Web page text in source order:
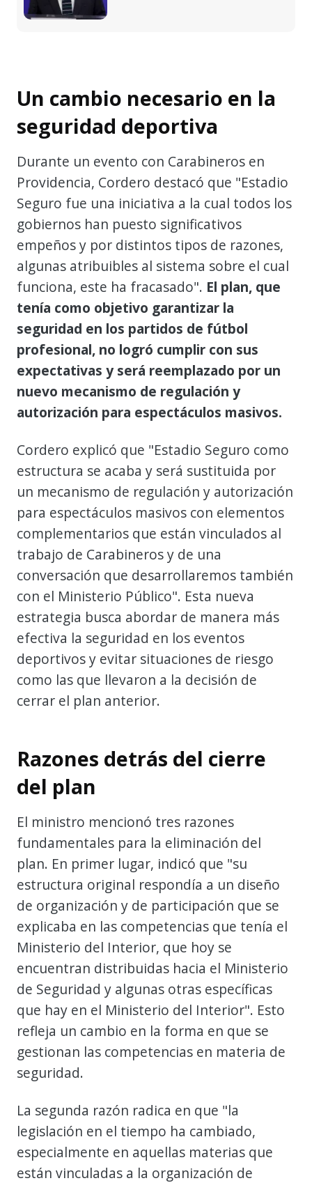
Un cambio necesario en la
seguridad deportiva
Durante un evento con Carabineros en
Providencia, Cordero destacó que "Estadio
Seguro fue una iniciativa a la cual todos los
gobiernos han puesto significativos
empeños y por distintos tipos de razones,
algunas atribuibles al sistema sobre el cual
funciona, este ha fracasado". El plan, que
tenía como objetivo garantizar la
seguridad en los partidos de fútbol
profesional, no logró cumplir con sus
expectativas y será reemplazado por un
nuevo mecanismo de regulación y
autorización para espectáculos masivos.
Cordero explicó que "Estadio Seguro como
estructura se acaba y será sustituida por
un mecanismo de regulación y autorización
para espectáculos masivos con elementos
complementarios que están vinculados al
trabajo de Carabineros y de una
conversación que desarrollaremos también
con el Ministerio Público". Esta nueva
estrategia busca abordar de manera más
efectiva la seguridad en los eventos
deportivos y evitar situaciones de riesgo
como las que llevaron a la decisión de
cerrar el plan anterior.
Razones detrás del cierre
del plan
El ministro mencionó tres razones
fundamentales para la eliminación del
plan. En primer lugar, indicó que "su
estructura original respondía a un diseño
de organización y de participación que se
explicaba en las competencias que tenía el
Ministerio del Interior, que hoy se
encuentran distribuidas hacia el Ministerio
de Seguridad y algunas otras específicas
que hay en el Ministerio del Interior". Esto
refleja un cambio en la forma en que se
gestionan las competencias en materia de
seguridad.
La segunda razón radica en que "la
legislación en el tiempo ha cambiado,
especialmente en aquellas materias que
están vinculadas a la organización de